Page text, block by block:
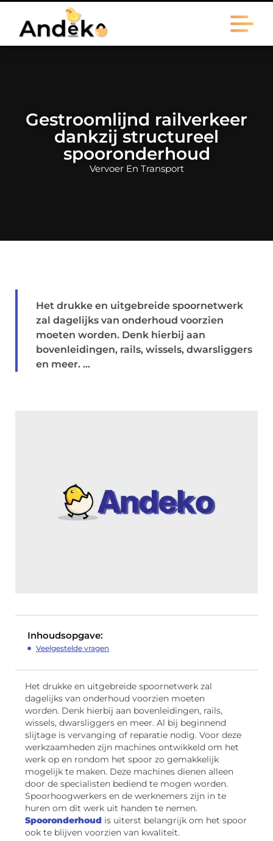
Gestroomlijnd railverkeer
dankzij structureel
spooronderhoud
Vervoer En Transport
Het drukke en uitgebreide spoornetwerk
zal dagelijks van onderhoud voorzien
moeten worden. Denk hierbij aan
bovenleidingen, rails, wissels, dwarsliggers
en meer. ...
Inhoudsopgave:
Veelgestelde vragen
Het drukke en uitgebreide spoornetwerk zal
dagelijks van onderhoud voorzien moeten
worden. Denk hierbij aan bovenleidingen, rails,
wissels, dwarsliggers en meer. Al bij beginnend
slijtage is vervanging of reparatie nodig. Voor deze
werkzaamheden zijn machines ontwikkeld om het
werk op en rondom het spoor zo gemakkelijk
mogelijk te maken. Deze machines dienen alleen
door de specialisten bediend te mogen worden.
Spoorhoogwerkers en de werknemers zijn in te
huren om dit werk uit handen te nemen.
Spooronderhoud is uiterst belangrijk om het spoor
ook te blijven voorzien van kwaliteit.